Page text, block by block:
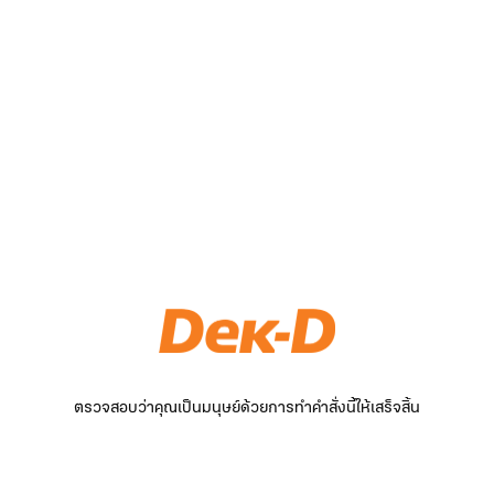
ตรวจสอบว่าคุณเป็นมนุษย์ด้วยการทำคำสั่งนี้ให้เสร็จสิ้น